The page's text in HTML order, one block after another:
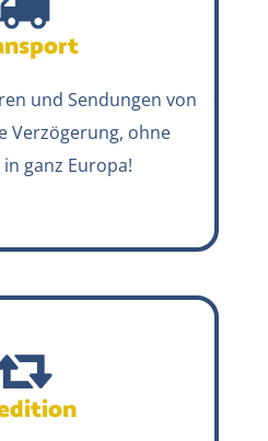
und Sendungen von
Verzögerung, ohne
ganz Europa!